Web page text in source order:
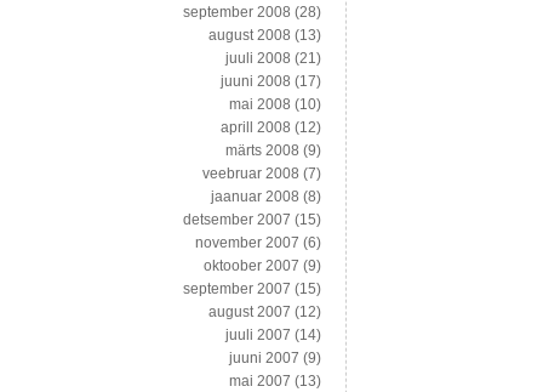
september 2008 (28)
august 2008 (13)
juuli 2008 (21)
juuni 2008 (17)
mai 2008 (10)
aprill 2008 (12)
märts 2008 (9)
veebruar 2008 (7)
jaanuar 2008 (8)
detsember 2007 (15)
november 2007 (6)
oktoober 2007 (9)
september 2007 (15)
august 2007 (12)
juuli 2007 (14)
juuni 2007 (9)
mai 2007 (13)